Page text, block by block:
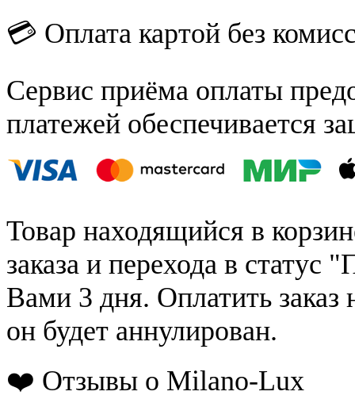
💳 Оплата картой без
Сервис приёма оплаты
платежей обеспечивается
Товар находящийся в
заказа и перехода в статус
Вами 3 дня. Оплатить заказ
он будет аннулирован.
❤️ Отзывы о Milano-Lux